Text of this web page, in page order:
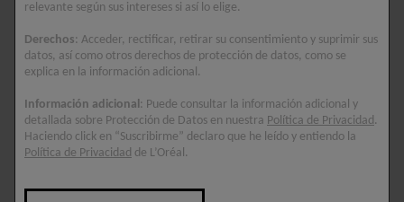
relevante según sus intereses si así lo elige.
Derechos: Acceder, rectificar, retirar su consentimiento y suprimir sus
datos, así como otros derechos de protección de datos, como se
explica en la información adicional.
Información adicional: Puede consultar la información adicional y
detallada sobre Protección de Datos en nuestra Política de Privacidad.
Haciendo click en “Suscribirme” declaro que he leído y entiendo la
Política de Privacidad de L’Oréal.